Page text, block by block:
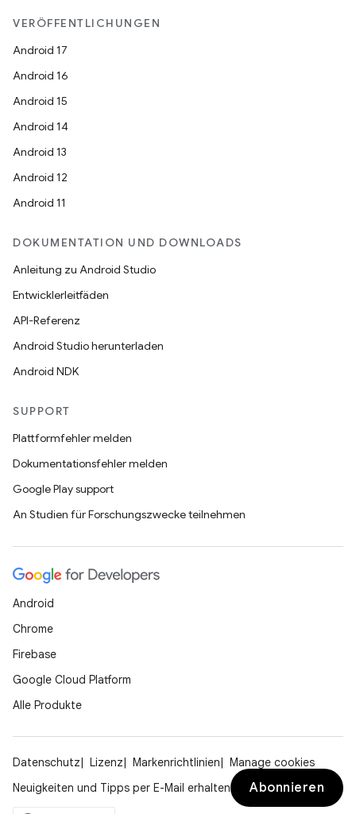
VERÖFFENTLICHUNGEN
Android 17
Android 16
Android 15
Android 14
Android 13
Android 12
Android 11
DOKUMENTATION UND DOWNLOADS
Anleitung zu Android Studio
Entwicklerleitfäden
API-Referenz
Android Studio herunterladen
Android NDK
SUPPORT
Plattformfehler melden
Dokumentationsfehler melden
Google Play support
An Studien für Forschungszwecke teilnehmen
Android
Chrome
Firebase
Google Cloud Platform
Alle Produkte
Datenschutz Lizenz Markenrichtlinien
Manage cookies
Neuigkeiten und Tipps per E-Mail erhalten
Abonnieren